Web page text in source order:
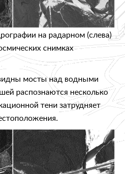
на радарном (слева)
снимках
мосты над водными
распознаются несколько
тени затрудняет